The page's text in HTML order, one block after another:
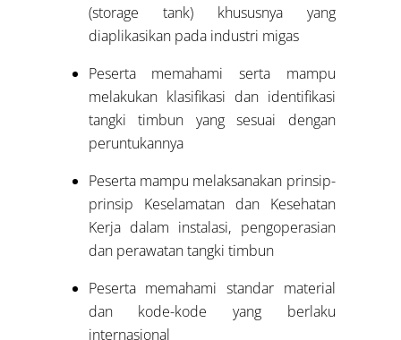
(storage tank) khususnya yang
diaplikasikan pada industri migas
Peserta memahami serta mampu
melakukan klasifikasi dan identifikasi
tangki timbun yang sesuai dengan
peruntukannya
Peserta mampu melaksanakan prinsip-
prinsip Keselamatan dan Kesehatan
Kerja dalam instalasi, pengoperasian
dan perawatan tangki timbun
Peserta memahami standar material
dan kode-kode yang berlaku
internasional